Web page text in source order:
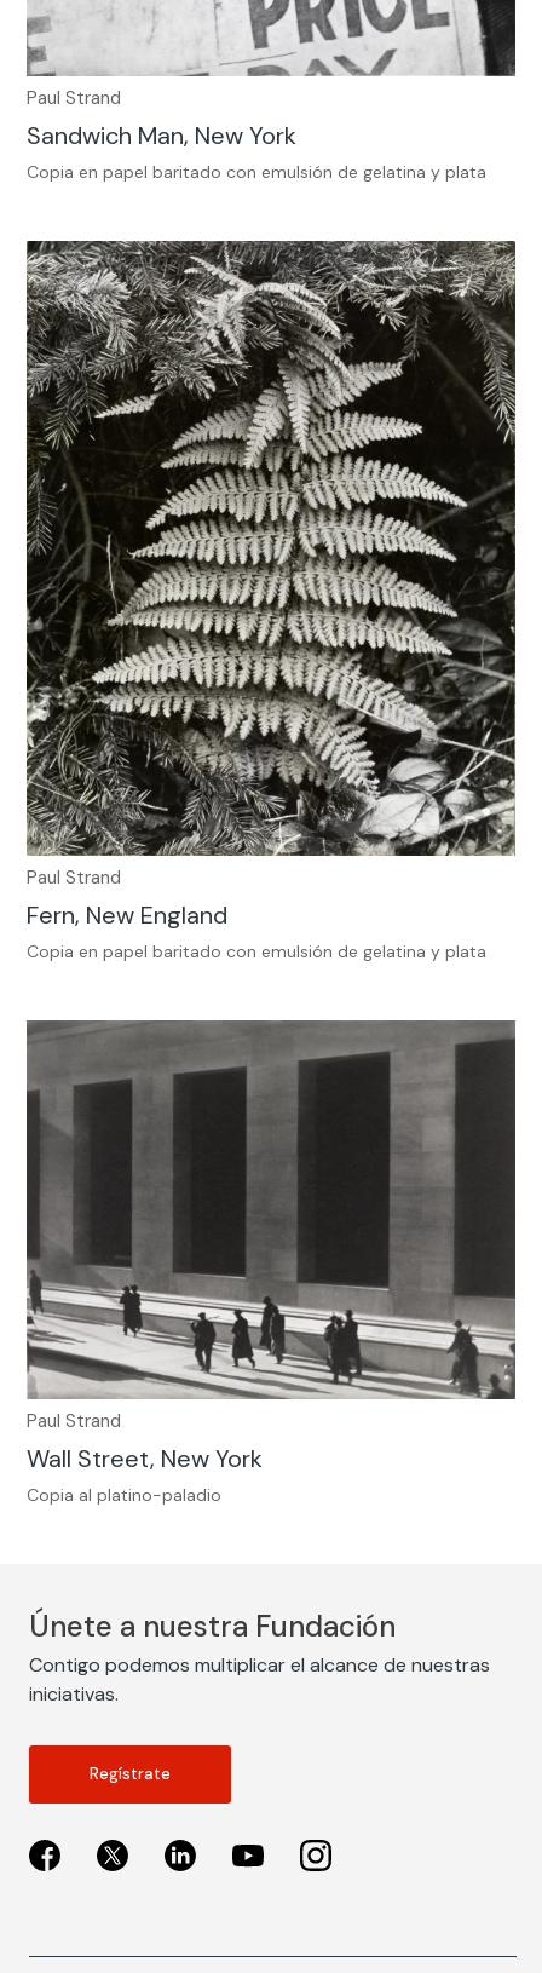
Paul Strand
Sandwich Man, New York
Copia en papel baritado con emulsión de gelatina y plata
Paul Strand
Fern, New England
Copia en papel baritado con emulsión de gelatina y plata
Paul Strand
Wall Street, New York
Copia al platino-paladio
Únete a nuestra Fundación
Contigo podemos multiplicar el alcance de nuestras
iniciativas.
Regístrate